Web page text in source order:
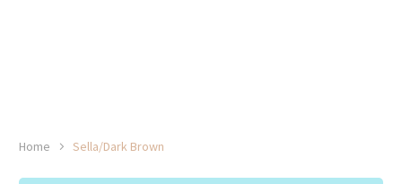
Home Sella/Dark Brown